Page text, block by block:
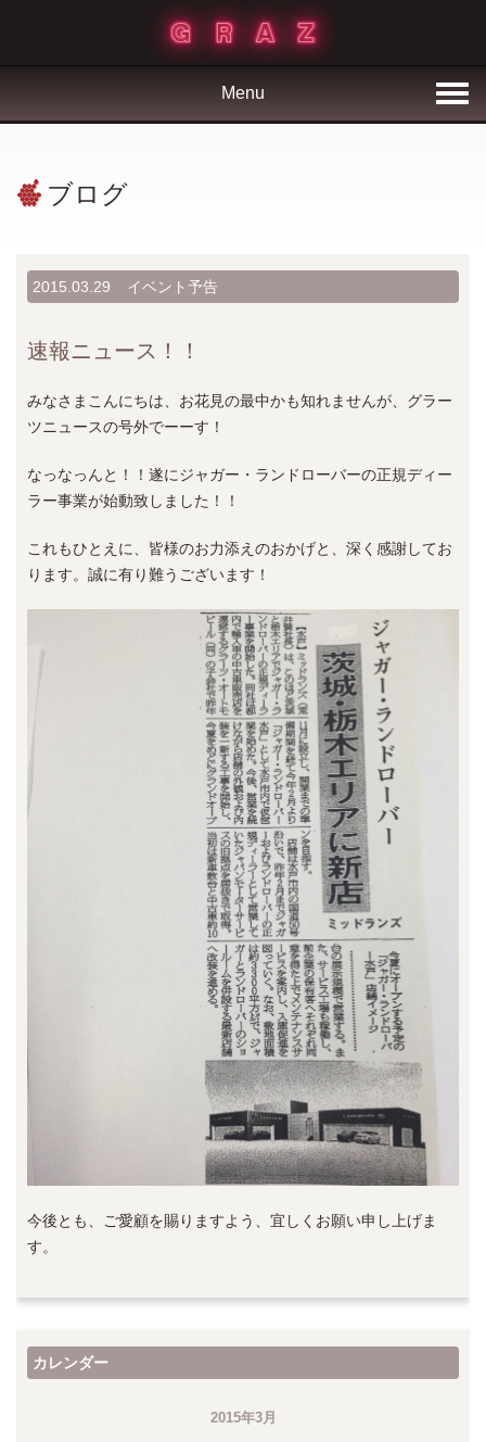
Menu
ブログ
2015.03.29 イベント予告
速報ニュース！！
みなさまこんにちは、お花見の最中かも知れませんが、グラー
ツニュースの号外でーーす！
なっなっんと！！遂にジャガー・ランドローバーの正規ディー
ラー事業が始動致しました！！
これもひとえに、皆様のお力添えのおかげと、深く感謝してお
ります。誠に有り難うございます！
今後とも、ご愛顧を賜りますよう、宜しくお願い申し上げま
す。
カレンダー
2015年3月